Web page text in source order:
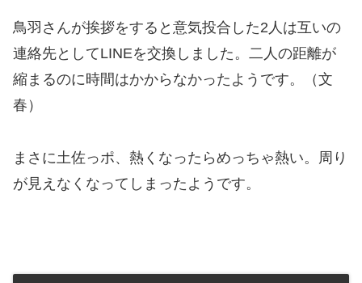
鳥羽さんが挨拶をすると意気投合した2人は互いの
連絡先としてLINEを交換しました。二人の距離が
縮まるのに時間はかからなかったようです。（文
春）
まさに土佐っポ、熱くなったらめっちゃ熱い。周り
が見えなくなってしまったようです。